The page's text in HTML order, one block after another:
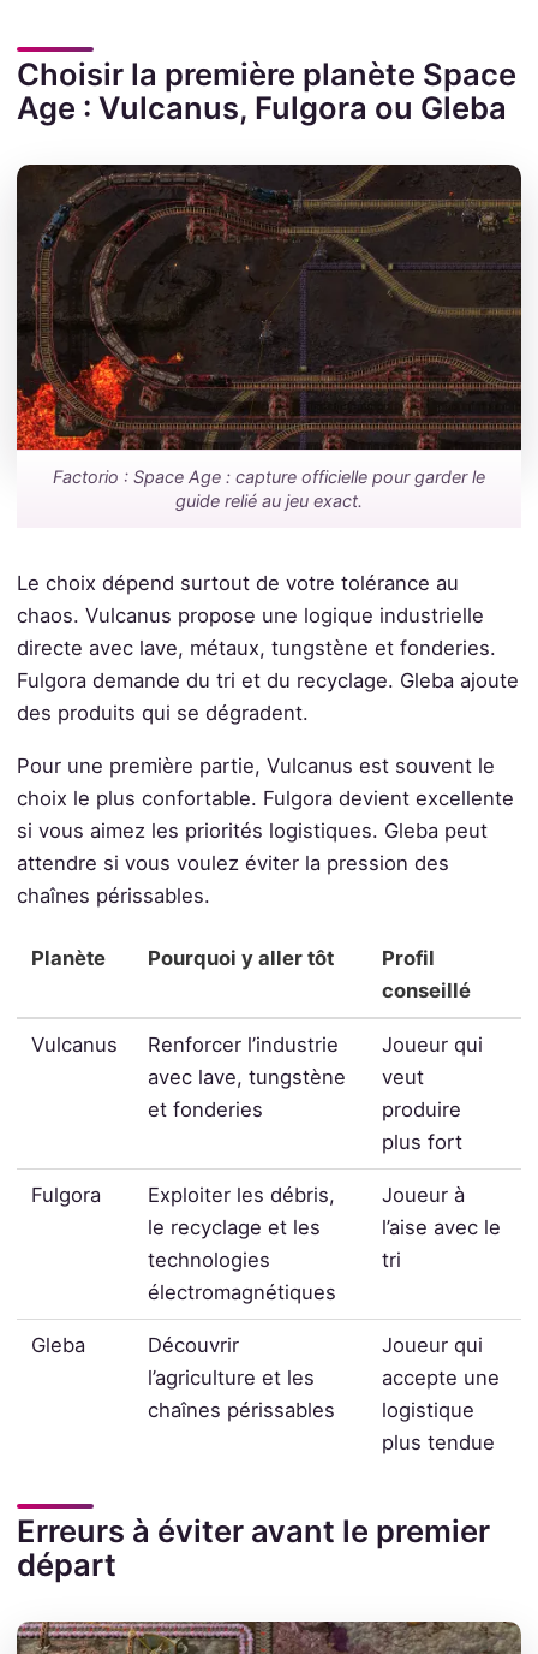
Choisir la première planète Space
Age : Vulcanus, Fulgora ou Gleba
Factorio : Space Age : capture officielle pour garder le
guide relié au jeu exact.
Le choix dépend surtout de votre tolérance au
chaos. Vulcanus propose une logique industrielle
directe avec lave, métaux, tungstène et fonderies.
Fulgora demande du tri et du recyclage. Gleba ajoute
des produits qui se dégradent.
Pour une première partie, Vulcanus est souvent le
choix le plus confortable. Fulgora devient excellente
si vous aimez les priorités logistiques. Gleba peut
attendre si vous voulez éviter la pression des
chaînes périssables.
Planète Pourquoi y aller tôt
Profil
conseillé
Vulcanus
Renforcer l’industrie
avec lave, tungstène
et fonderies
Joueur qui
veut
produire
plus fort
Fulgora
Exploiter les débris,
le recyclage et les
technologies
électromagnétiques
Joueur à
l’aise avec le
tri
Gleba
Découvrir
l’agriculture et les
chaînes périssables
Joueur qui
accepte une
logistique
plus tendue
Erreurs à éviter avant le premier
départ